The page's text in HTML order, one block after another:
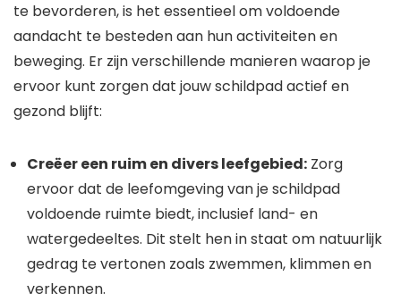
te bevorderen, is het essentieel om voldoende
aandacht te besteden aan hun activiteiten en
beweging. Er zijn verschillende manieren waarop je
ervoor kunt zorgen dat jouw schildpad actief en
gezond blijft:
Creëer een ruim en divers leefgebied: Zorg
ervoor dat de leefomgeving van je schildpad
voldoende ruimte biedt, inclusief land- en
watergedeeltes. Dit stelt hen in staat om natuurlijk
gedrag te vertonen zoals zwemmen, klimmen en
verkennen.